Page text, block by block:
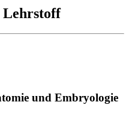
Lehrstoff
und Embryologie